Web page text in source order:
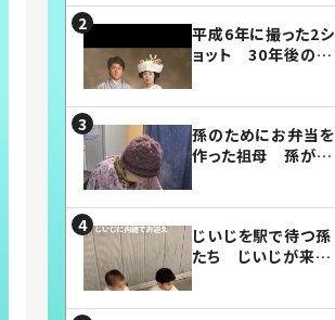
平成6年に撮った2シ
ョット 30年後の姿
孫のためにお弁当を
作った祖母 孫が絶
じいじを駅で待つ孫
たち じいじが来た